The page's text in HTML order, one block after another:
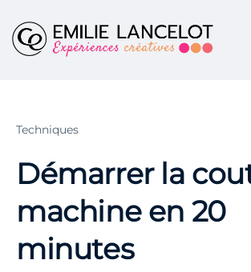
Techniques
Démarrer la
machine en 20
minutes